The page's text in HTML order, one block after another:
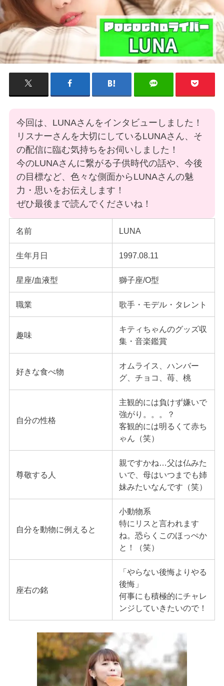
今回は、LUNAさんをインタビューしました！
リスナーさんを大切にしているLUNAさん、そ
の配信に臨む気持ちをお伺いしました！
今のLUNAさんに繋がる子供時代の話や、今後
の目標など、色々な側面からLUNAさんの魅
力・思いをお伝えします！
ぜひ最後まで読んでくださいね！
名前 LUNA
生年月日 1997.08.11
星座/血液型 獅子座/O型
職業 歌手・モデル・タレント
趣味
キティちゃんのグッズ収
集・音楽鑑賞
好きな食べ物
オムライス、ハンバー
グ、チョコ、苺、桃
自分の性格
主観的には負けず嫌いで
強がり。。。？
客観的には明るくて赤ち
ゃん（笑）
尊敬する人
親ですかね…父は仏みた
いで、母はいつまでも姉
妹みたいなんです（笑）
自分を動物に例えると
小動物系
特にリスと言われます
ね。恐らくこのほっぺか
と！（笑）
座右の銘
「やらない後悔よりやる
後悔」
何事にも積極的にチャレ
ンジしていきたいので！